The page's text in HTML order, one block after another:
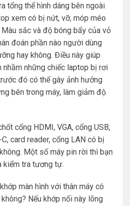
tổng thể hình dáng bên ngoài
xem có bị nứt, vỡ, móp méo
sắc và độ bóng bẩy của vỏ
đoán phần nào người dùng
hay không. Điều này giúp
nhầm những chiếc laptop bị rơi
đó có thể gây ảnh hưởng
bên trong máy, làm giảm độ
cổng HDMI, VGA, cổng USB,
card reader, cổng LAN có bị
Một số máy pin rời thì bạn
kiểm tra tương tự.
màn hình với thân máy có
Nếu khớp nối này lõng